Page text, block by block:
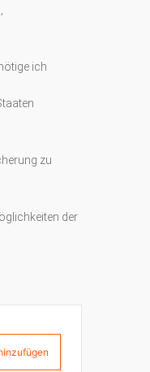
ich
zu
der